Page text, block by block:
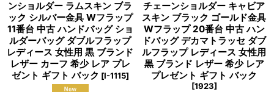
ンショルダー ラムスキン ブラ
ック シルバー金具 Wフラップ
11番台 中古 ハンドバッグ ショ
ルダーバッグ ダブルフラップ
レディース 女性用 黒 ブランド
レザー カーフ 希少 レア プレ
ゼント ギフト バック [I-1115]
チェーンショルダー キャビア
スキン ブラック ゴールド金具
Wフラップ 20番台 中古 ハン
ドバッグ デカマトラッセ ダブ
ルフラップ レディース 女性用
黒 ブランド レザー 希少 レア
プレゼント ギフト バック
[1923]